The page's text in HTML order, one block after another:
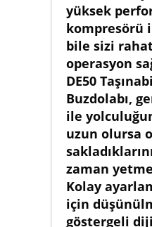
yüksek
kompresörü
bile sizi
operasyon
DE50
Buzdolabı,
ile
uzun olursa
zaman
Kolay
için
göstergeli